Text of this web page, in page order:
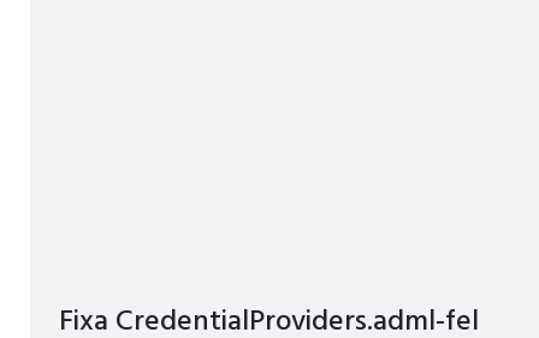
Fixa CredentialProviders.adml-fel